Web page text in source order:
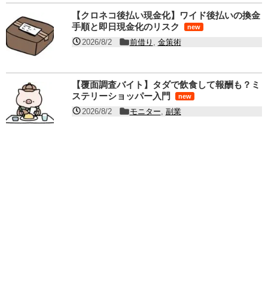
【クロネコ後払い現金化】ワイド後払いの換金
手順と即日現金化のリスク
new
2026/8/2 前借り 金策術
【覆面調査バイト】タダで飲食して報酬も？ミ
ステリーショッパー入門
new
2026/8/2 モニター, 副業